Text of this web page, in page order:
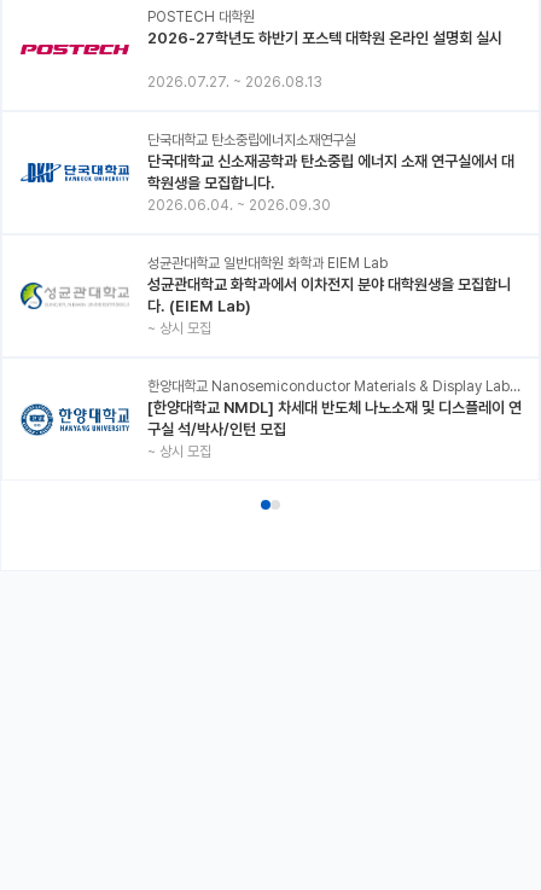
POSTECH 대학원
2026-27학년도 하반기 포스텍 대학원 온라인 설명회 실시
2026.07.27. ~ 2026.08.13
단국대학교 탄소중립에너지소재연구실
단국대학교 신소재공학과 탄소중립 에너지 소재 연구실에서 대
학원생을 모집합니다.
2026.06.04. ~ 2026.09.30
성균관대학교 일반대학원 화학과 EIEM Lab
성균관대학교 화학과에서 이차전지 분야 대학원생을 모집합니
다. (EIEM Lab)
~ 상시 모집
한양대학교 Nanosemiconductor Materials & Display Laboratory
[한양대학교 NMDL] 차세대 반도체 나노소재 및 디스플레이 연
구실 석/박사/인턴 모집
~ 상시 모집